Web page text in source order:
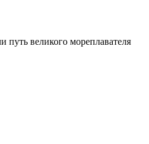
путь великого мореплавателя